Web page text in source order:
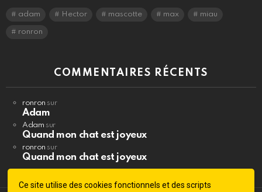
Ce site utilise des cookies fonctionnels et des scripts
adam Hector mascotte max miau
ronron
COMMENTAIRES RÉCENTS
ronron sur
Adam
Adam sur
Quand mon chat est joyeux
ronron sur
Quand mon chat est joyeux